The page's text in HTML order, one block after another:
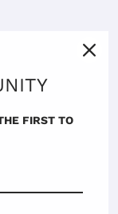
FIRST TO